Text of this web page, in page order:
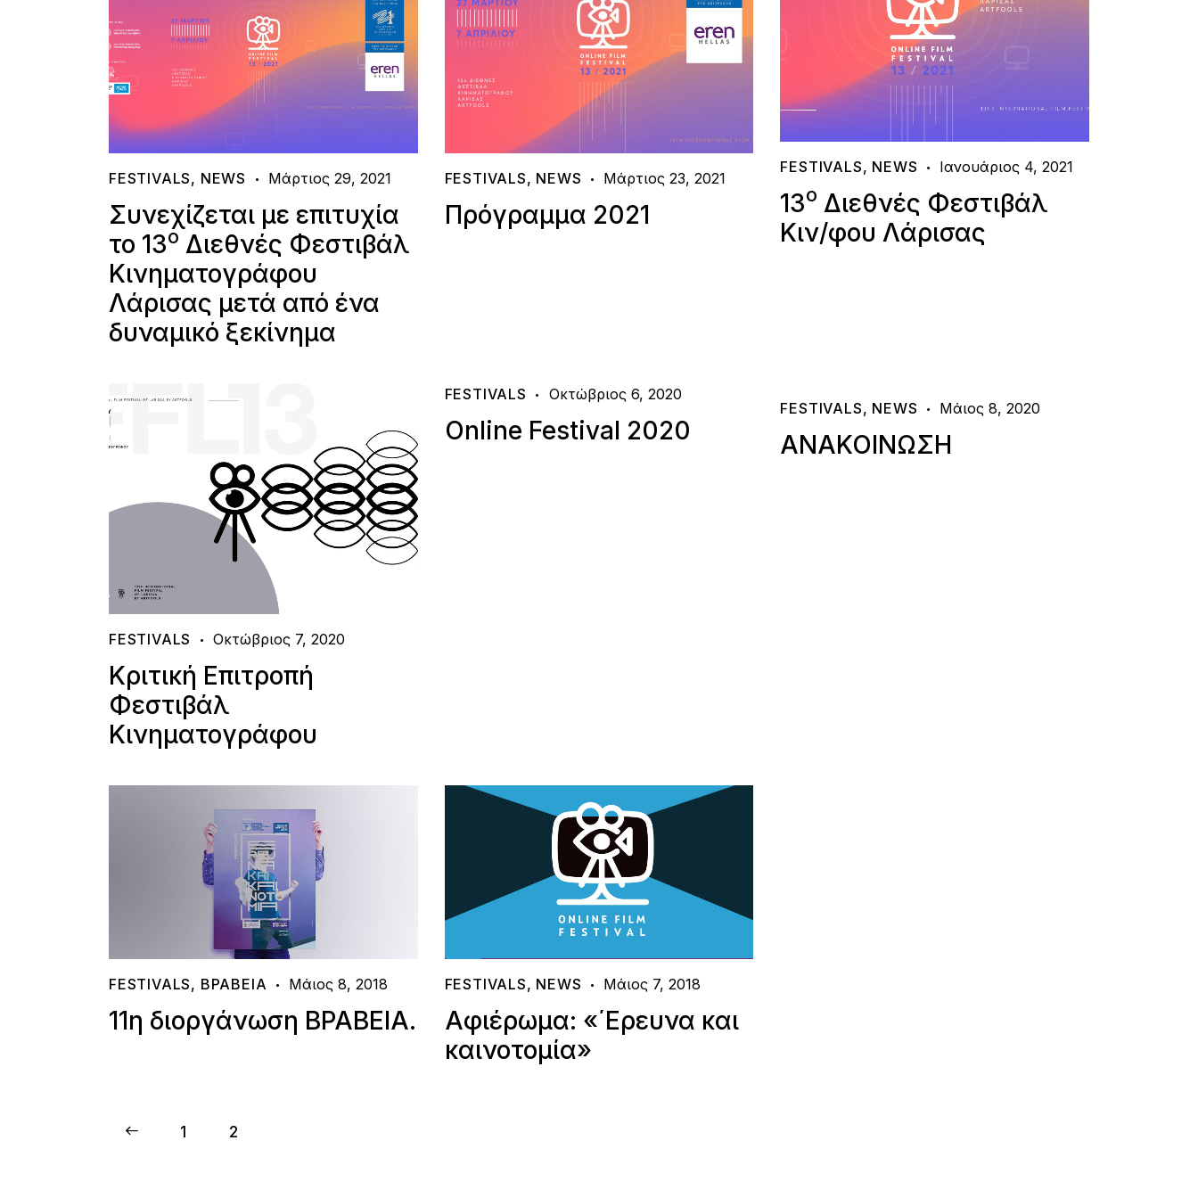
FESTIVALS, NEWS Μάρτιος 29, 2021
Συνεχίζεται με επιτυχία
το 13ο Διεθνές Φεστιβάλ
Κινηματογράφου
Λάρισας μετά από ένα
δυναμικό ξεκίνημα
FESTIVALS, NEWS Μάρτιος 23, 2021
Πρόγραμμα 2021
FESTIVALS, NEWS Ιανουάριος 4, 2021
13o Διεθνές Φεστιβάλ
Κιν/φου Λάρισας
FESTIVALS Οκτώβριος 7, 2020
Κριτική Επιτροπή
Φεστιβάλ
Κινηματογράφου
FESTIVALS Οκτώβριος 6, 2020
Online Festival 2020
FESTIVALS, NEWS Μάιος 8, 2020
ΑΝΑΚΟΙΝΩΣΗ
FESTIVALS, ΒΡΑΒΕΊΑ Μάιος 8, 2018
11η διοργάνωση ΒΡΑΒΕΙΑ.
FESTIVALS, NEWS Μάιος 7, 2018
Αφιέρωμα: «΄Ερευνα και
καινοτομία»
1 2